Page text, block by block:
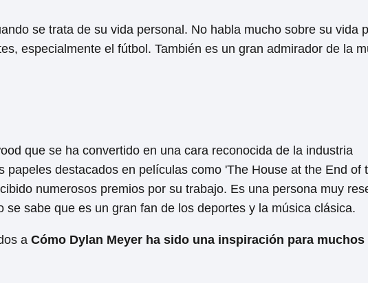
se trata de su vida personal. No habla mucho sobre su vida
especialmente el fútbol. También es un gran admirador de la
que se ha convertido en una cara reconocida de la industria
papeles destacados en películas como 'The House at the End of
numerosos premios por su trabajo. Es una persona muy
sabe que es un gran fan de los deportes y la música clásica.
a Cómo Dylan Meyer ha sido una inspiración para muchos